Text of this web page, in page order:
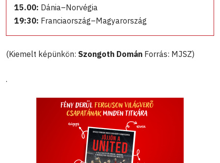
15.00: Dánia–Norvégia
19:30: Franciaország–Magyarország
(Kiemelt képünkön: Szongoth Domán Forrás: MJSZ)
.